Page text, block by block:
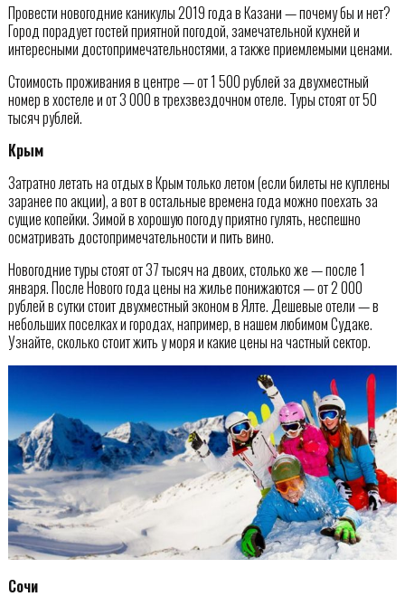
Провести новогодние каникулы 2019 года в Казани — почему бы и нет?
Город порадует гостей приятной погодой, замечательной кухней и
интересными достопримечательностями, а также приемлемыми ценами.
Стоимость проживания в центре — от 1 500 рублей за двухместный
номер в хостеле и от 3 000 в трехзвездочном отеле. Туры стоят от 50
тысяч рублей.
Крым
Затратно летать на отдых в Крым только летом (если билеты не куплены
заранее по акции), а вот в остальные времена года можно поехать за
сущие копейки. Зимой в хорошую погоду приятно гулять, неспешно
осматривать достопримечательности и пить вино.
Новогодние туры стоят от 37 тысяч на двоих, столько же — после 1
января. После Нового года цены на жилье понижаются — от 2 000
рублей в сутки стоит двухместный эконом в Ялте. Дешевые отели — в
небольших поселках и городах, например, в нашем любимом Судаке.
Узнайте, сколько стоит жить у моря и какие цены на частный сектор.
Сочи